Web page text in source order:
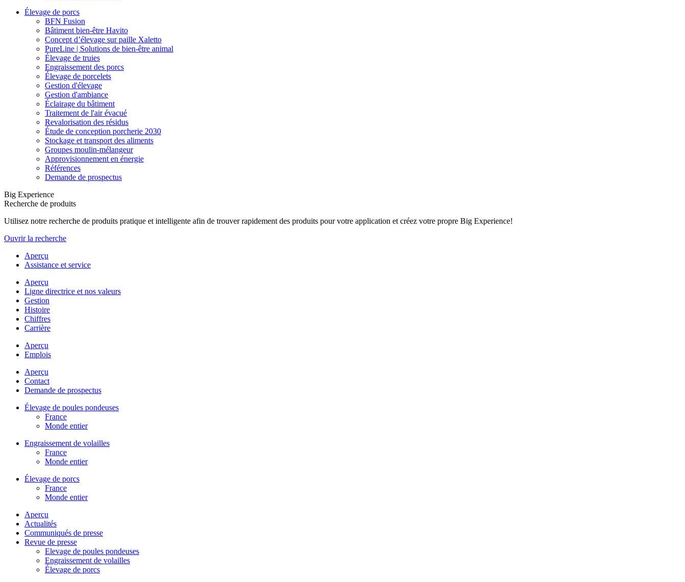
Élevage de porcs
BFN Fusion
Bâtiment bien-être Havito
Concept d’élevage sur paille Xaletto
PureLine | Solutions de bien-être animal
Élevage de truies
Engraissement des porcs
Élevage de porcelets
Gestion d'élevage
Gestion d'ambiance
Éclairage du bâtiment
Traitement de l'air évacué
Revalorisation des résidus
Étude de conception porcherie 2030
Stockage et transport des aliments
Groupes moulin-mélangeur
Approvisionnement en énergie
Références
Demande de prospectus
Big Experience
Recherche de produits
Utilisez notre recherche de produits pratique et intelligente afin de trouver rapidement des produits pour votre application et créez votre propre Big Experience!
Ouvrir la recherche
Aperçu
Assistance et service
Aperçu
Ligne directrice et nos valeurs
Gestion
Histoire
Chiffres
Carrière
Aperçu
Emplois
Aperçu
Contact
Demande de prospectus
Élevage de poules pondeuses
France
Monde entier
Engraissement de volailles
France
Monde entier
Élevage de porcs
France
Monde entier
Aperçu
Actualités
Communiqués de presse
Revue de presse
Elevage de poules pondeuses
Engraissement de volailles
Élevage de porcs